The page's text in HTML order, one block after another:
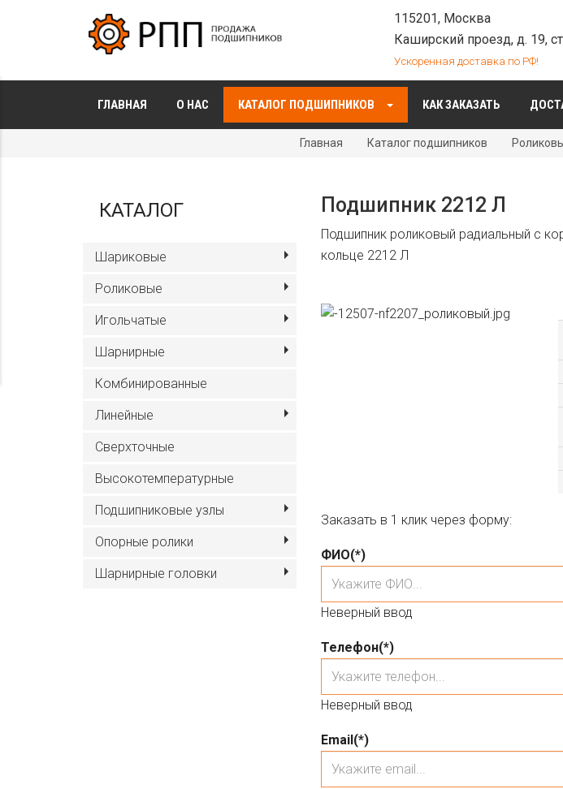
115201, Москва
Каширский проезд, д. 19,
Ускоренная доставка по РФ!
ГЛАВНАЯ О НАС КАТАЛОГ ПОДШИПНИКОВ КАК ЗАКАЗАТЬ
Главная Каталог подшипников
Подшипник 2212 Л
Подшипник роликовый радиальный с
кольце 2212 Л
Заказать в 1 клик через форму:
ФИО(*)
Неверный ввод
Телефон(*)
Неверный ввод
Email(*)
КАТАЛОГ
Шариковые
Роликовые
Игольчатые
Шарнирные
Комбинированные
Линейные
Сверхточные
Высокотемпературные
Подшипниковые узлы
Опорные ролики
Шарнирные головки